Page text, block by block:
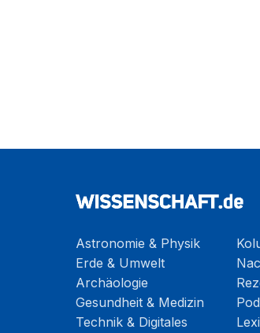
Astronomie & Physik
Erde & Umwelt
Archäologie
Gesundheit & Medizin
Technik & Digitales